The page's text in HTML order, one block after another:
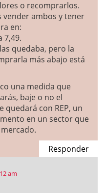
o recomprarlos.
vender ambos y tener
en:
7,49.
quedaba, pero la
más abajo está
una medida que
baje o no el
quedará con REP, un
en un sector que
Responder
am